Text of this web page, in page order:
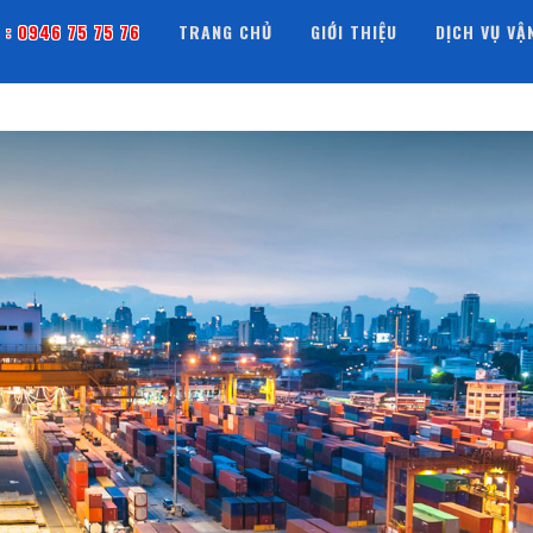
: 0946 75 75 76 TRANG CHỦ GIỚI THIỆU DỊCH VỤ